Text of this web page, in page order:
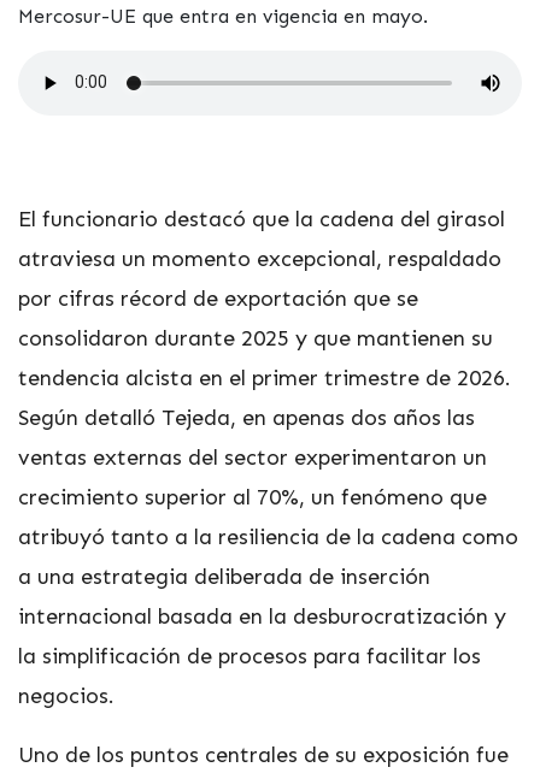
Mercosur-UE que entra en vigencia en mayo.
El funcionario destacó que la cadena del girasol
atraviesa un momento excepcional, respaldado
por cifras récord de exportación que se
consolidaron durante 2025 y que mantienen su
tendencia alcista en el primer trimestre de 2026.
Según detalló Tejeda, en apenas dos años las
ventas externas del sector experimentaron un
crecimiento superior al 70%, un fenómeno que
atribuyó tanto a la resiliencia de la cadena como
a una estrategia deliberada de inserción
internacional basada en la desburocratización y
la simplificación de procesos para facilitar los
negocios.
Uno de los puntos centrales de su exposición fue